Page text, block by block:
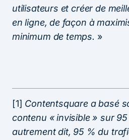
utilisateurs et créer de
en ligne, de façon à
minimum de temps. »
[1] Contentsquare a basé
contenu « invisible » sur
autrement dit, 95 % du